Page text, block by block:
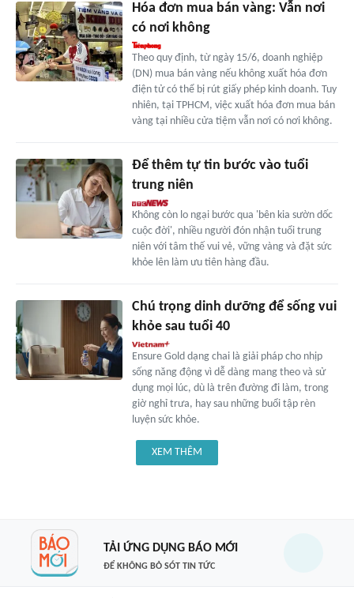
Hóa đơn mua bán vàng: Vẫn nơi
có nơi không
Theo quy định, từ ngày 15/6, doanh nghiệp
(DN) mua bán vàng nếu không xuất hóa đơn
điện tử có thể bị rút giấy phép kinh doanh. Tuy
nhiên, tại TPHCM, việc xuất hóa đơn mua bán
vàng tại nhiều cửa tiệm vẫn nơi có nơi không.
Để thêm tự tin bước vào tuổi
trung niên
Không còn lo ngại bước qua 'bên kia sườn dốc
cuộc đời', nhiều người đón nhận tuổi trung
niên với tâm thế vui vẻ, vững vàng và đặt sức
khỏe lên làm ưu tiên hàng đầu.
Chú trọng dinh dưỡng để sống vui
khỏe sau tuổi 40
Ensure Gold dạng chai là giải pháp cho nhịp
sống năng động vì dễ dàng mang theo và sử
dụng mọi lúc, dù là trên đường đi làm, trong
giờ nghỉ trưa, hay sau những buổi tập rèn
luyện sức khỏe.
XEM THÊM
TẢI ỨNG DỤNG BÁO MỚI
ĐỂ KHÔNG BỎ SÓT TIN TỨC